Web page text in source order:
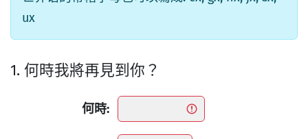
ux
1. 何時我將再見到你？
何時: